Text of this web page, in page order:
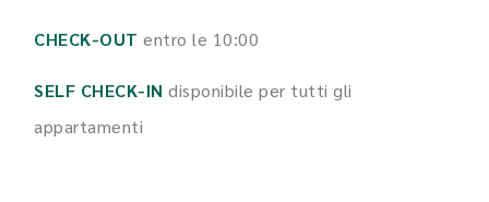
CHECK-OUT entro le 10:00
SELF CHECK-IN disponibile per tutti gli
appartamenti